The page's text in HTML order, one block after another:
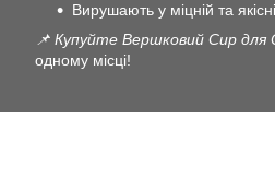
Вирушають у міцній та
📌 Купуйте Вершковий Сир для
одному місці!